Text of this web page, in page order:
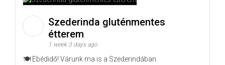
Szederinda gluténmentes
étterem
1 week 3 days ago
🍽️ Ebédidő! Várunk ma is a Szederindában